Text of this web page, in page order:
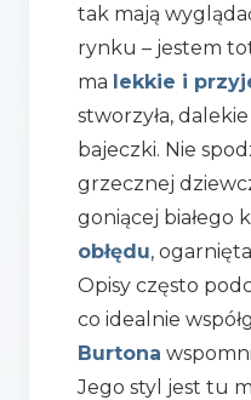
tak mają
rynku – jestem
ma lekkie i
stworzyła,
bajeczki. Nie
grzecznej
goniącej białego
obłędu,
Opisy często
co idealnie
Burtona
Jego styl jest tu